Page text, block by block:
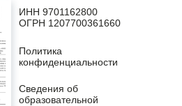
ИНН 9701162800
ОГРН 1207700361660
Сведения об
образовательной
Политика
конфиденциальности